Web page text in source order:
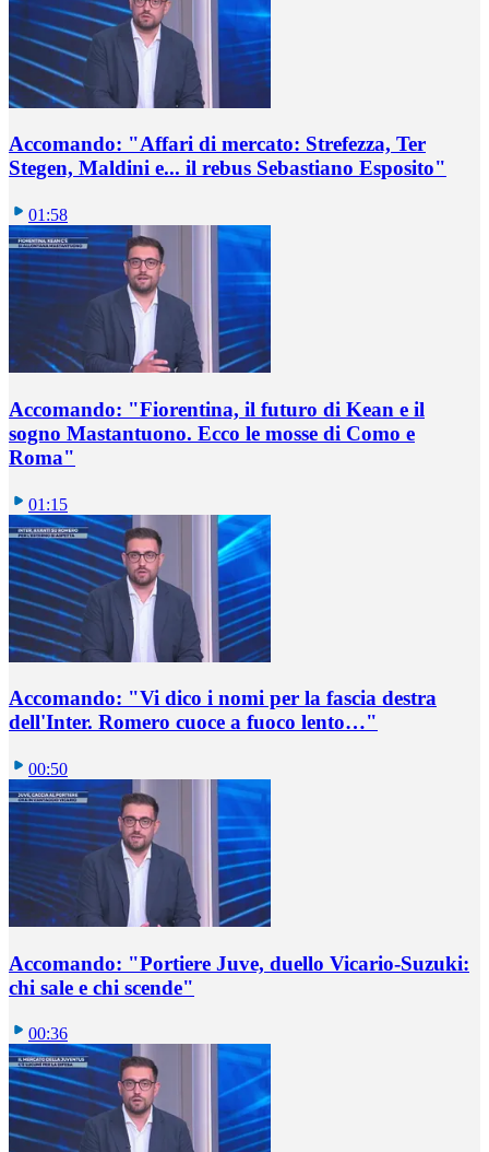
Accomando: "Affari di mercato: Strefezza, Ter
Stegen, Maldini e... il rebus Sebastiano Esposito"
01:58
Accomando: "Fiorentina, il futuro di Kean e il
sogno Mastantuono. Ecco le mosse di Como e
Roma"
01:15
Accomando: "Vi dico i nomi per la fascia destra
dell'Inter. Romero cuoce a fuoco lento…"
00:50
Accomando: "Portiere Juve, duello Vicario-Suzuki:
chi sale e chi scende"
00:36